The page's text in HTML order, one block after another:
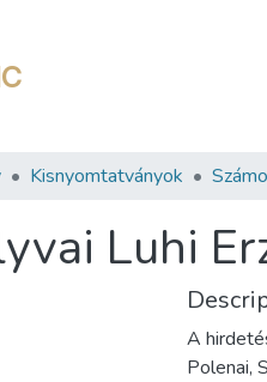
Kisnyomtatványok
Luhi
A
Polenai,